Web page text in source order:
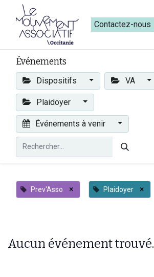
Contactez-nous​​
Événements
Dispositifs VA
Plaidoyer
Événements à venir
Prev'Asso × Plaidoyer ×
Aucun événement trouvé.